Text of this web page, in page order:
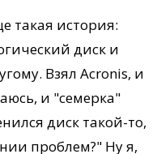
такая история:
диск и
Взял Acronis, и
и "семерка"
диск такой-то,
проблем?" Ну я,